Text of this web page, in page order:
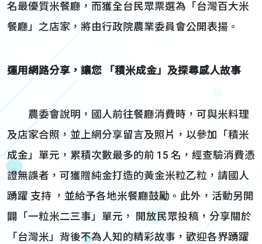
名最優質米餐廳，而獲全台民眾票選為「台灣百大米
餐廳」之店家，將由行政院農業委員會公開表揚。
運用網路分享，讓您 「積米成金」及探尋感人故事
農委會說明，國人前往餐廳消費時，可與米料理
及店家合照，並上網分享留言及照片，以參加「積米
成金」單元，累積次數最多的前 15 名，經查驗消費憑
證無誤者，可獲贈純金打造的黃金米粒乙粒，請國人
踴躍 支持 ，並給予各地米餐廳鼓勵。此外，活動另開
闢「一粒米二三事」單元， 開放民眾投稿，分享關於
「台灣米」背後不為人知的精彩故事，歡迎各界踴躍